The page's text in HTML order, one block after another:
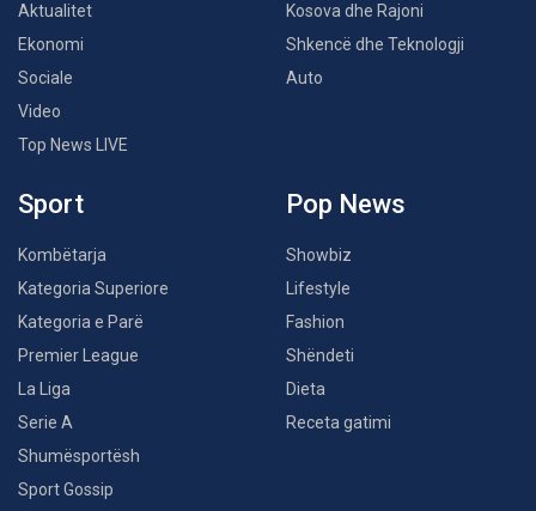
Aktualitet
Ekonomi
Sociale
Video
Top News LIVE
Kosova dhe Rajoni
Shkencë dhe Teknologji
Auto
Sport
Kombëtarja
Kategoria Superiore
Kategoria e Parë
Premier League
La Liga
Serie A
Shumësportësh
Sport Gossip
Pop News
Showbiz
Lifestyle
Fashion
Shëndeti
Dieta
Receta gatimi